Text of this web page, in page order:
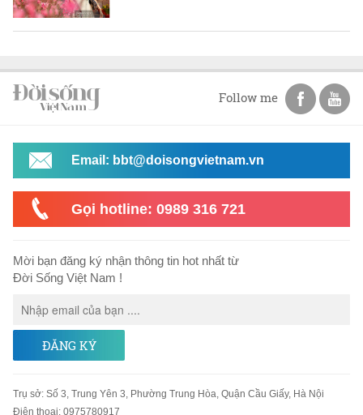
Follow me
Email: bbt@doisongvietnam.vn
Gọi hotline: 0989 316 721
Mời bạn đăng ký nhận thông tin hot nhất từ
Đời Sống Việt Nam !
ĐĂNG KÝ
Trụ sở: Số 3, Trung Yên 3, Phường Trung Hòa, Quận Cầu Giấy, Hà Nội
Điện thoại: 0975780917